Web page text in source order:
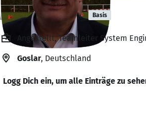
Martin Preiss Basis
Angestellt, Teamleiter System
Goslar, Deutschland
Logg Dich ein, um alle Einträge zu